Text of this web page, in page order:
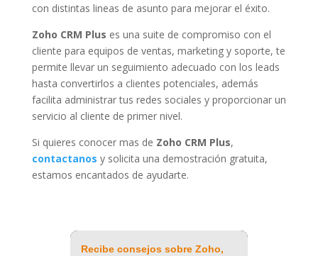
con distintas lineas de asunto para mejorar el éxito.
Zoho CRM Plus es una suite de compromiso con el
cliente para equipos de ventas, marketing y soporte, te
permite llevar un seguimiento adecuado con los leads
hasta convertirlos a clientes potenciales, además
facilita administrar tus redes sociales y proporcionar un
servicio al cliente de primer nivel.
Si quieres conocer mas de Zoho CRM Plus,
contactanos y solicita una demostración gratuita,
estamos encantados de ayudarte.
Recibe consejos sobre Zoho,